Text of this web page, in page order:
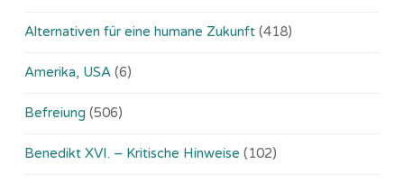
Alternativen für eine humane Zukunft (418)
Amerika, USA (6)
Befreiung (506)
Benedikt XVI. – Kritische Hinweise (102)